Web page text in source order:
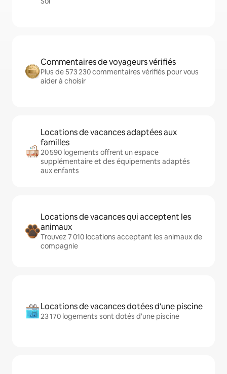
Commentaires de voyageurs vérifiés
Plus de 573 230 commentaires vérifiés pour vous
aider à choisir
Locations de vacances adaptées aux
familles
20 590 logements offrent un espace
supplémentaire et des équipements adaptés
aux enfants
Locations de vacances qui acceptent les
animaux
Trouvez 7 010 locations acceptant les animaux de
compagnie
Locations de vacances dotées d'une piscine
23 170 logements sont dotés d'une piscine